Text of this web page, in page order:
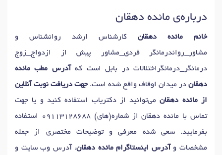
دکترآموزش مهارتهای زندگیدر بابل
درباره‌ی مائده دهقان
خانم مائده دهقان کارشناس ارشد روانشناس و
مشاور_رواندرمانگر فردی_مشاور پیش از ازدواج_زوج
درمانگر_درمانگراختلالات در بابل است که آدرس مطب مائده
دهقان در میدان اوقاف واقع شده است.جهت دریافت نوبت آنلاین
از مائده دهقانمی‌توانید از دکتریاب استفاده کنید و یا جهت
تماس با مائده دهقان از شماره(های)09113128688
استفاده
بفرمایید. سعی شده معرفی و توضیحات مختصری از جمله
مشخصات و آدرس اینستاگرام مائده دهقان، آدرس وب سایت و